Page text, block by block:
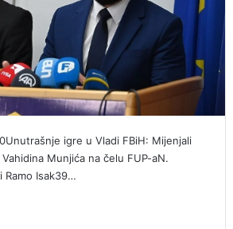
igre u Vladi FBiH: Mijenjali
Munjića na čelu FUP-aN.
Ramo Isak39…